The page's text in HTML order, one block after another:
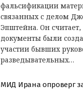
фальсификации
связанных с делом
Эпштейна. Он считает,
документы были
участии бывших
разведывательных…
МИД Ирана опроверг